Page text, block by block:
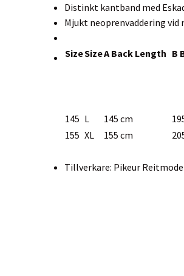
Distinkt kantband med
Mjukt neoprenvaddering
SizeSizeA Back Length B
145 L 145 cm
155 XL 155 cm
Tillverkare: Pikeur